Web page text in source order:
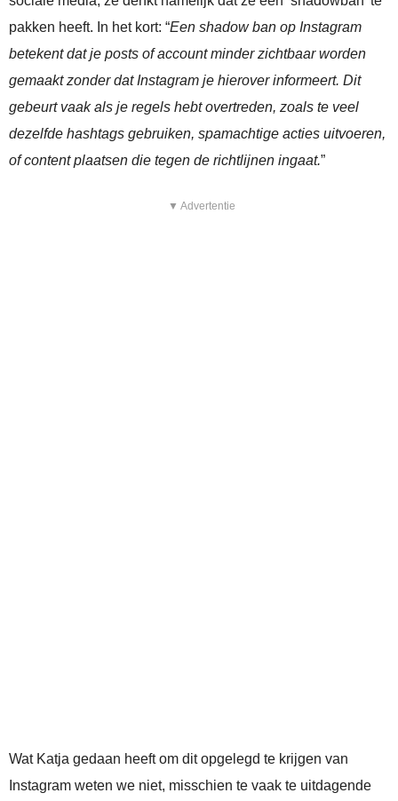
pakken heeft. In het kort: “Een shadow ban op Instagram
betekent dat je posts of account minder zichtbaar worden
gemaakt zonder dat Instagram je hierover informeert. Dit
gebeurt vaak als je regels hebt overtreden, zoals te veel
dezelfde hashtags gebruiken, spamachtige acties uitvoeren,
of content plaatsen die tegen de richtlijnen ingaat.”
▼ Advertentie
Wat Katja gedaan heeft om dit opgelegd te krijgen van
Instagram weten we niet, misschien te vaak te uitdagende